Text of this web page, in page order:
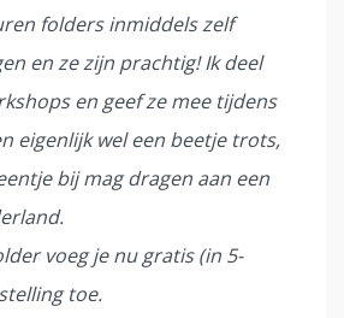
folders inmiddels zelf
en ze zijn prachtig! Ik deel
en geef ze mee tijdens
eigenlijk wel een beetje trots,
bij mag dragen aan een
voeg je nu gratis (in 5-
toe.